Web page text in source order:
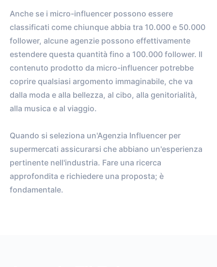
Anche se i micro-influencer possono essere
classificati come chiunque abbia tra 10.000 e 50.000
follower, alcune agenzie possono effettivamente
estendere questa quantità fino a 100.000 follower. Il
contenuto prodotto da micro-influencer potrebbe
coprire qualsiasi argomento immaginabile, che va
dalla moda e alla bellezza, al cibo, alla genitorialità,
alla musica e al viaggio.
Quando si seleziona un'Agenzia Influencer per
supermercati assicurarsi che abbiano un'esperienza
pertinente nell'industria. Fare una ricerca
approfondita e richiedere una proposta; è
fondamentale.